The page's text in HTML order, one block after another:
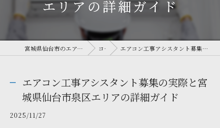
エリアの詳細ガイド
宮城県仙台市のエアコン工事なら有限会社細野工業 コラム エアコン工事アシスタント募集の実際と宮城県仙台市泉区エリアの詳細ガイド
エアコン工事アシスタント募集の実際と宮
城県仙台市泉区エリアの詳細ガイド
2025/11/27